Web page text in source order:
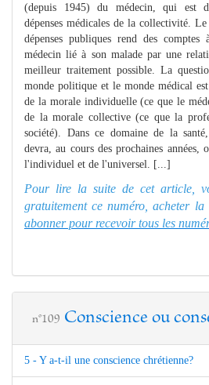
(depuis 1945) du médecin, qui est
dépenses médicales de la collectivité.
dépenses publiques rend des
médecin lié à son malade par une
meilleur traitement possible. La
monde politique et le monde médical
de la morale individuelle (ce que le
de la morale collective (ce que la
société). Dans ce domaine de la
devra, au cours des prochaines années,
l'individuel et de l'universel. [...]
Pour lire la suite de cet article,
gratuitement ce numéro, acheter
abonner pour recevoir tous les
n°109 Conscience ou
5 - Y a-t-il une conscience chrétienne?